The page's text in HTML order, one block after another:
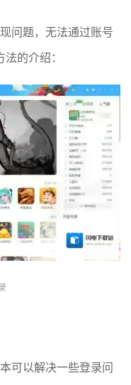
问题，无法通过账号
法的介绍：
可以解决一些登录问